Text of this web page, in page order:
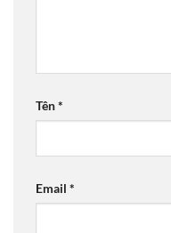
Tên*
Email *